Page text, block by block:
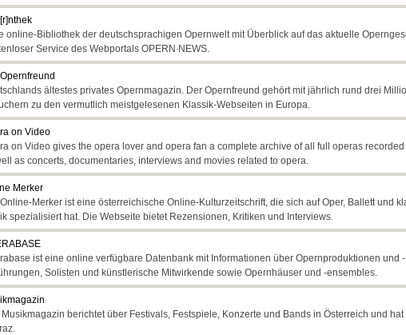
online-Bibliothek der deutschsprachigen Opernwelt mit Überblick auf das aktuelle
Service des Webportals OPERN∙NEWS.
ältestes privates Opernmagazin. Der Opernfreund gehört mit jährlich rund drei
zu den vermutlich meistgelesenen Klassik-Webseiten in Europa.
on Video
on Video gives the opera lover and opera fan a complete archive of all full operas
as concerts, documentaries, interviews and movies related to opera.
Merker
Merker ist eine österreichische Online-Kulturzeitschrift, die sich auf Oper, Ballett und
spezialisiert hat. Die Webseite bietet Rezensionen, Kritiken und Interviews.
ist eine online verfügbare Datenbank mit Informationen über Opernproduktionen und -
Solisten und künstlerische Mitwirkende sowie Opernhäuser und -ensembles.
Musikmagazin berichtet über Festivals, Festspiele, Konzerte und Bands in Österreich und